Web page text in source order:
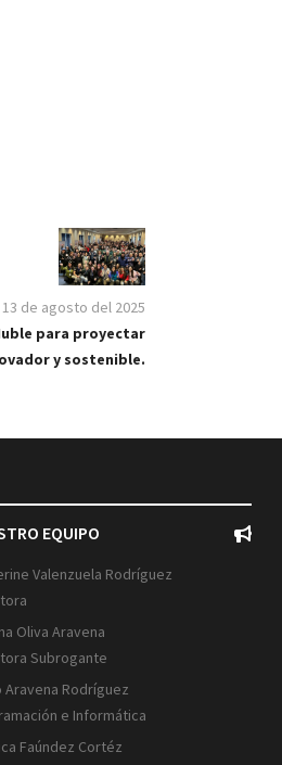
13 de agosto del 2025
para proyectar
y sostenible.
EQUIPO
Valenzuela Rodríguez
Oliva Aravena
Subrogante
Aravena Rodríguez
e Informática
Faúndez Cortéz